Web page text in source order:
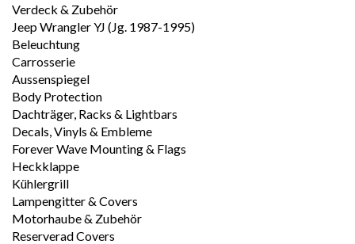
Verdeck & Zubehör
Jeep Wrangler YJ (Jg. 1987-1995)
Beleuchtung
Carrosserie
Aussenspiegel
Body Protection
Dachträger, Racks & Lightbars
Decals, Vinyls & Embleme
Forever Wave Mounting & Flags
Heckklappe
Kühlergrill
Lampengitter & Covers
Motorhaube & Zubehör
Reserverad Covers